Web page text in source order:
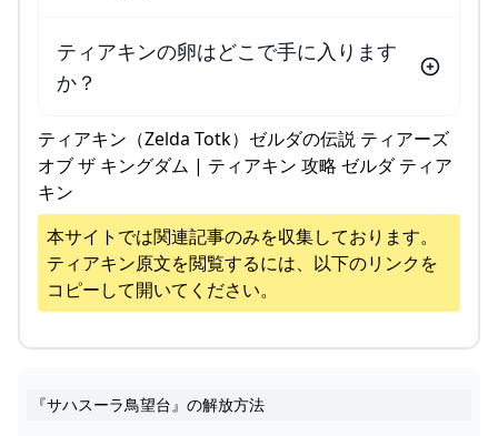
ティアキンの卵はどこで手に入ります
か？
ティアキン（Zelda Totk）ゼルダの伝説 ティアーズ
オブ ザ キングダム | ティアキン 攻略 ゼルダ ティア
キン
本サイトでは関連記事のみを収集しております。
ティアキン原文を閲覧するには、以下のリンクを
コピーして開いてください。
『サハスーラ鳥望台』の解放方法